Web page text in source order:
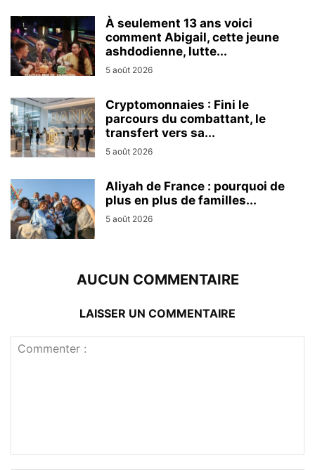
À seulement 13 ans voici
comment Abigail, cette jeune
ashdodienne, lutte...
5 août 2026
Cryptomonnaies : Fini le
parcours du combattant, le
transfert vers sa...
5 août 2026
Aliyah de France : pourquoi de
plus en plus de familles...
5 août 2026
AUCUN COMMENTAIRE
LAISSER UN COMMENTAIRE